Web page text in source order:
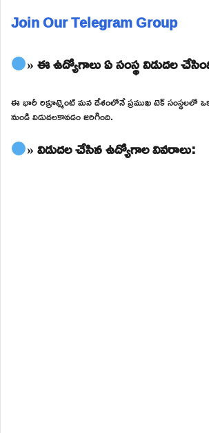
Join Our Telegram Group
» ఈ ఉద్యోగాలు ఏ సంస్థ విడుదల
ఈ భారీ రిక్రూట్మెంట్ మన దేశంలోనే ప్రముఖ టెక్ సంస్థలలో
నుండి విడుదలకావడం జరిగింది.
» విడుదల చేసిన ఉద్యోగాల వివరాలు: